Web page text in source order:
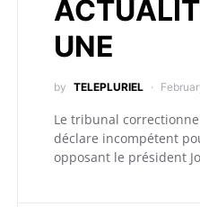
UNE
by TELEPLURIEL
Le tribunal
déclare incompétent
opposant le président